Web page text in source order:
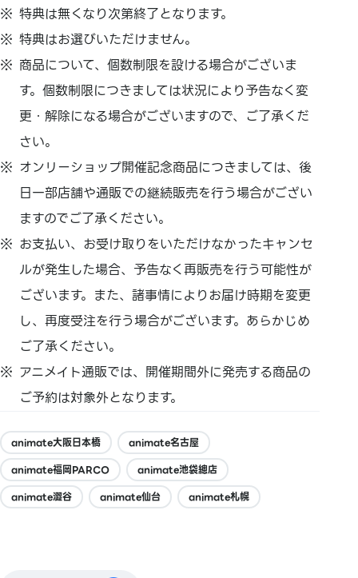
特典は無くなり次第終了となります。
特典はお選びいただけません。
商品について、個数制限を設ける場合がございま
す。個数制限につきましては状況により予告なく変
更・解除になる場合がございますので、ご了承くだ
さい。
オンリーショップ開催記念商品につきましては、後
日一部店舗や通販での継続販売を行う場合がござい
ますのでご了承ください。
お支払い、お受け取りをいただけなかったキャンセ
ルが発生した場合、予告なく再販売を行う可能性が
ございます。また、諸事情によりお届け時期を変更
し、再度受注を行う場合がございます。あらかじめ
ご了承ください。
アニメイト通販では、開催期間外に発売する商品の
ご予約は対象外となります。
animate大阪日本橋
animate名古屋
animate福岡PARCO
animate池袋總店
animate澀谷
animate仙台 animate札幌